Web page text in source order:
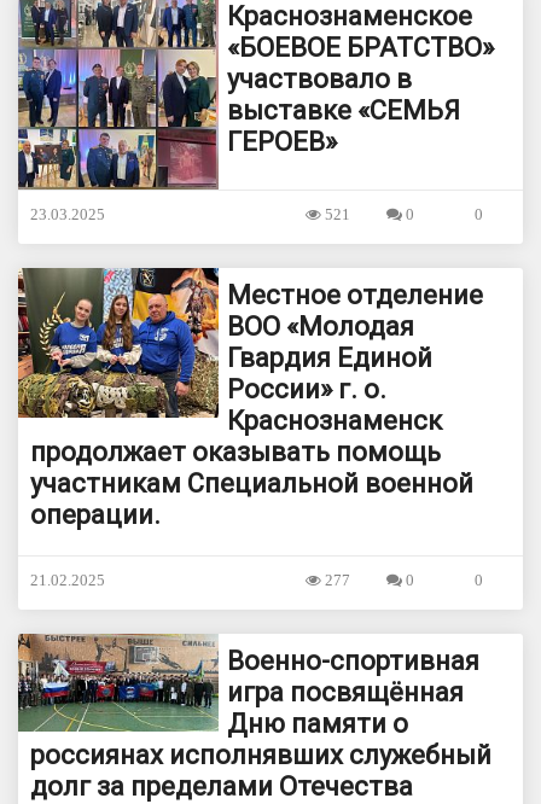
Краснознаменское
«БОЕВОЕ БРАТСТВО»
участвовало в
выставке «СЕМЬЯ
ГЕРОЕВ»
23.03.2025 0
0
521
Местное отделение
ВОО «Молодая
Гвардия Единой
России» г. о.
Краснознаменск
продолжает оказывать помощь
участникам Специальной военной
операции.
21.02.2025 0
0
277
Военно-спортивная
игра посвящённая
Дню памяти о
россиянах исполнявших служебный
долг за пределами Отечества